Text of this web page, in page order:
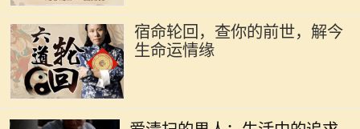
宿命轮回，查你的前世，解今
生命运情缘
注生活质量和内心的宁静。其中，有